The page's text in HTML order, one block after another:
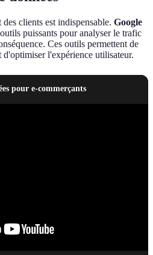
clients est indispensable. Google
puissants pour analyser le trafic
Ces outils permettent de
d'optimiser l'expérience utilisateur.
pour e-commerçants